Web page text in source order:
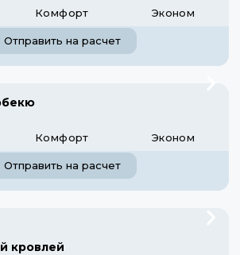
Комфорт Эконом
Отправить на расчет
Комфорт Эконом
Отправить на расчет
кровлей